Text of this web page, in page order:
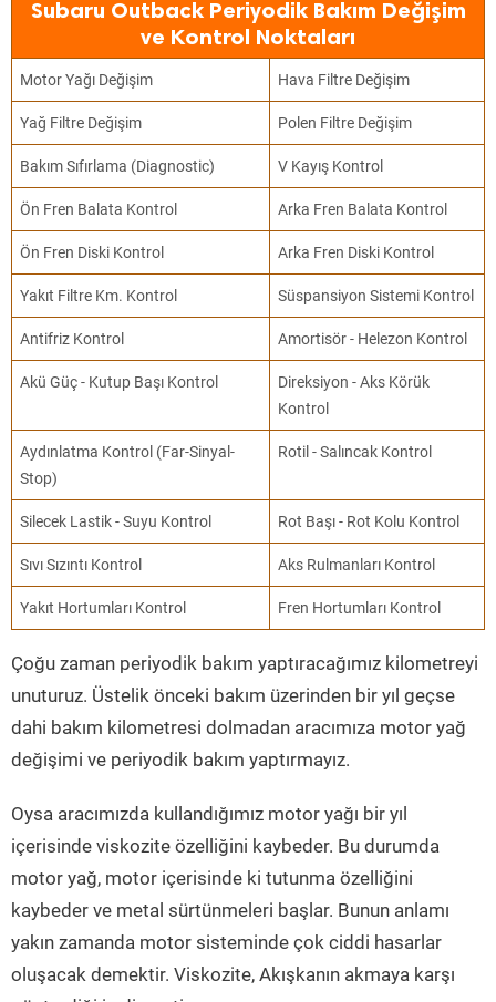
Subaru Outback Periyodik Bakım Değişim
ve Kontrol Noktaları
Motor Yağı Değişim Hava Filtre Değişim
Yağ Filtre Değişim Polen Filtre Değişim
Bakım Sıfırlama (Diagnostic) V Kayış Kontrol
Ön Fren Balata Kontrol Arka Fren Balata Kontrol
Ön Fren Diski Kontrol Arka Fren Diski Kontrol
Yakıt Filtre Km. Kontrol Süspansiyon Sistemi Kontrol
Antifriz Kontrol Amortisör - Helezon Kontrol
Akü Güç - Kutup Başı Kontrol
Direksiyon - Aks Körük
Kontrol
Aydınlatma Kontrol (Far-Sinyal-
Stop)
Rotil - Salıncak Kontrol
Silecek Lastik - Suyu Kontrol Rot Başı - Rot Kolu Kontrol
Sıvı Sızıntı Kontrol Aks Rulmanları Kontrol
Yakıt Hortumları Kontrol Fren Hortumları Kontrol
Çoğu zaman periyodik bakım yaptıracağımız kilometreyi
unuturuz. Üstelik önceki bakım üzerinden bir yıl geçse
dahi bakım kilometresi dolmadan aracımıza motor yağ
değişimi ve periyodik bakım yaptırmayız.
Oysa aracımızda kullandığımız motor yağı bir yıl
içerisinde viskozite özelliğini kaybeder. Bu durumda
motor yağ, motor içerisinde ki tutunma özelliğini
kaybeder ve metal sürtünmeleri başlar. Bunun anlamı
yakın zamanda motor sisteminde çok ciddi hasarlar
oluşacak demektir. Viskozite, Akışkanın akmaya karşı